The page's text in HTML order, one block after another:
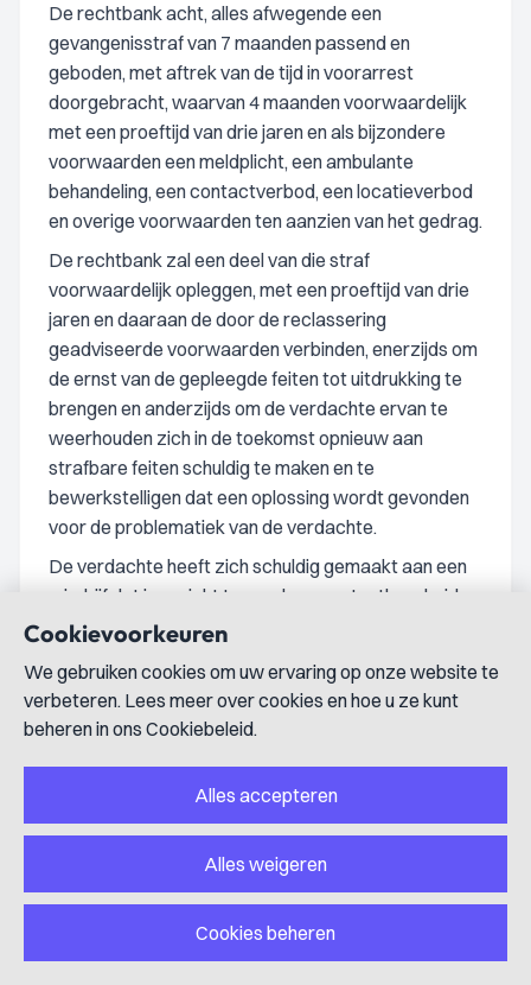
De rechtbank acht, alles afwegende een
gevangenisstraf van 7 maanden passend en
geboden, met aftrek van de tijd in voorarrest
doorgebracht, waarvan 4 maanden voorwaardelijk
met een proeftijd van drie jaren en als bijzondere
voorwaarden een meldplicht, een ambulante
behandeling, een contactverbod, een locatieverbod
en overige voorwaarden ten aanzien van het gedrag.
De rechtbank zal een deel van die straf
voorwaardelijk opleggen, met een proeftijd van drie
jaren en daaraan de door de reclassering
geadviseerde voorwaarden verbinden, enerzijds om
de ernst van de gepleegde feiten tot uitdrukking te
brengen en anderzijds om de verdachte ervan te
weerhouden zich in de toekomst opnieuw aan
strafbare feiten schuldig te maken en te
bewerkstelligen dat een oplossing wordt gevonden
voor de problematiek van de verdachte.
De verdachte heeft zich schuldig gemaakt aan een
misdrijf dat is gericht tegen de onaantastbaarheid
van het lichaam van meer personen, te weten
eerbaarheid tegen [aangeefster 1], [aangeefster 2],
[aangeefster 3] en [aangeefster 4]. Gelet op al het
ernstig rekening mee moet worden gehouden dat de
verdachte wederom een dergelijk misdrijf zal
begaan. Daarom zal de rechtbank bevelen dat de
hierna op grond van art. 14c Sr te stellen
voorwaarden en het op grond van art. 14c Sr uit te
oefenen toezicht dadelijk uitvoerbaar is.
De opgelegde straf is lager dan de straf die de
Cookievoorkeuren
We gebruiken cookies om uw ervaring op onze website te
verbeteren. Lees meer over cookies en hoe u ze kunt
beheren in ons Cookiebeleid.
Alles accepteren
Alles weigeren
Cookies beheren